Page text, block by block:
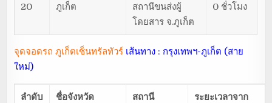
20 ภูเก็ต
สถานีขนส่งผู้
โดยสาร จ.ภูเก็ต
0 ชั่วโมง
จุดจอดรถ ภูเก็ตเซ็นทรัลทัวร์ เส้นทาง : กรุงเทพฯ-ภูเก็ต (สาย
ใหม่)
ลำดับ ชื่อจังหวัด สถานี
ระยะเวลาจาก